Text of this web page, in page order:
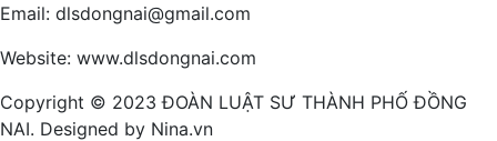
Email: dlsdongnai@gmail.com
Website: www.dlsdongnai.com
Copyright © 2023 ĐOÀN LUẬT SƯ THÀNH PHỐ ĐỒNG
NAI. Designed by Nina.vn